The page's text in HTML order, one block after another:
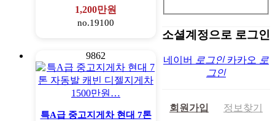
1,200만원
no.19100
9862
특A급 중고지게차 현대 7톤
소셜계정으로 로그인
네이버 로그인 카카오 로
그인
회원가입 정보찾기